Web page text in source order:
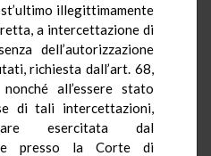
illegittimamente
a intercettazione di
dell’autorizzazione
richiesta dall’art. 68,
all’essere stato
di tali intercettazioni,
esercitata dal
presso la Corte di